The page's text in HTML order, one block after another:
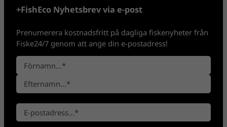
+FishEco Nyhetsbrev via e-post
Prenumerera kostnadsfritt på dagliga fiskenyheter från
Fiske24/7 genom att ange din e-postadress!
N
a
n
*
F
ö
r
a
t
E
-